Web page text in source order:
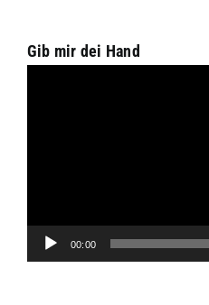
Gib mir dei Hand
00:00